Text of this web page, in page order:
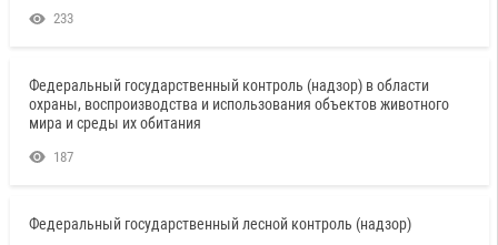
233
Федеральный государственный контроль (надзор) в области
охраны, воспроизводства и использования объектов животного
мира и среды их обитания
187
Федеральный государственный лесной контроль (надзор)